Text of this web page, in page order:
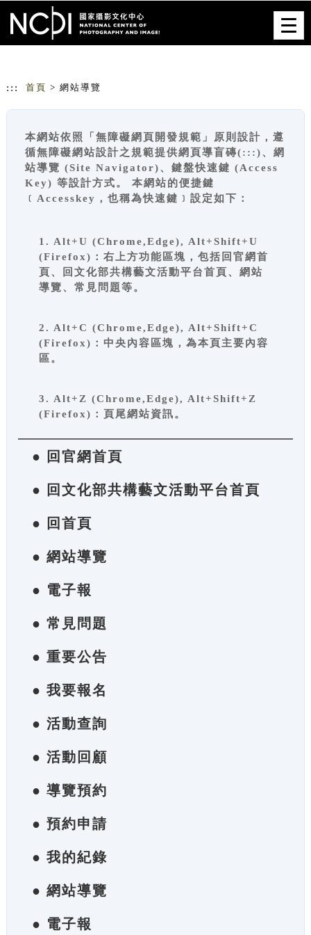
跳到主要內容
::: 首頁 > 網站導覽
本網站依照「無障礙網頁開發規範」原則設計，遵
循無障礙網站設計之規範提供網頁導盲磚(:::)、網
站導覽 (Site Navigator)、鍵盤快速鍵 (Access
Key) 等設計方式。 本網站的便捷鍵
﹝Accesskey，也稱為快速鍵﹞設定如下：
1. Alt+U (Chrome,Edge), Alt+Shift+U
(Firefox)：右上方功能區塊，包括回官網首
頁、回文化部共構藝文活動平台首頁、網站
導覽、常見問題等。
2. Alt+C (Chrome,Edge), Alt+Shift+C
(Firefox)：中央內容區塊，為本頁主要內容
區。
3. Alt+Z (Chrome,Edge), Alt+Shift+Z
(Firefox)：頁尾網站資訊。
● 回官網首頁
● 回文化部共構藝文活動平台首頁
● 回首頁
● 網站導覽
● 電子報
● 常見問題
● 重要公告
● 我要報名
● 活動查詢
● 活動回顧
● 導覽預約
● 預約申請
● 我的紀錄
● 網站導覽
● 電子報